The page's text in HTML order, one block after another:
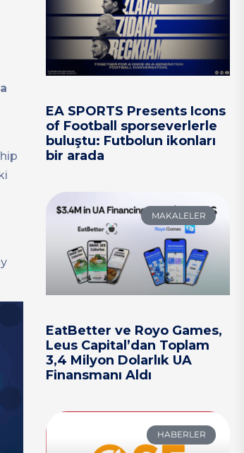
EA SPORTS Presents Icons
of Football sporseverlerle
buluştu: Futbolun ikonları
bir arada
MAKALELER
EatBetter ve Royo Games,
Leus Capital’dan Toplam
3,4 Milyon Dolarlık UA
Finansmanı Aldı
HABERLER